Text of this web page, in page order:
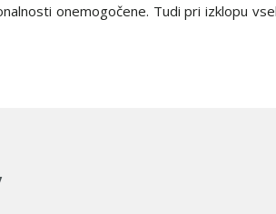
onemogočene. Tudi pri izklopu